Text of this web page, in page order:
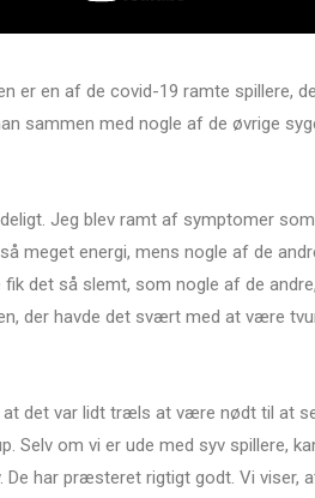
er en af de covid-19 ramte spillere,
sammen med nogle af de øvrige
Jeg blev ramt af symptomer
meget energi, mens nogle af de
fik det så slemt, som nogle af de
der havde det svært med at være
det var lidt træls at være nødt til at
Selv om vi er ude med syv spillere,
De har præsteret rigtigt godt. Vi viser,